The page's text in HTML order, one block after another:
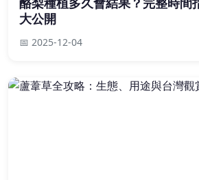
大公開
📅 2025-12-04